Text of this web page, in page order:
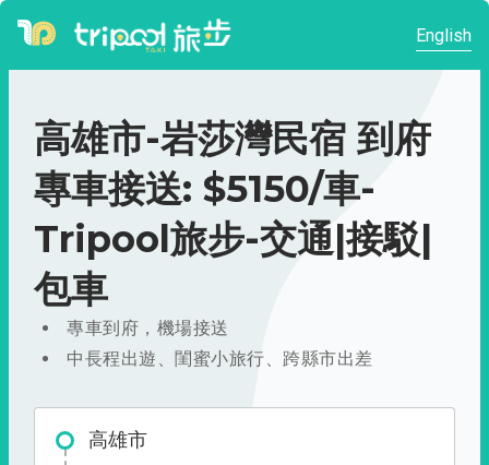
English
高雄市-岩莎灣民宿 到府
專車接送: $5150/車-
Tripool旅步-交通|接駁|
包車
專車到府，機場接送
中長程出遊、閨蜜小旅行、跨縣市出差
高雄市